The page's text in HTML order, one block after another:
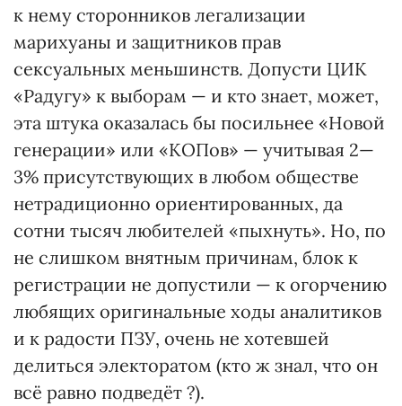
к нему сторонников легализации
марихуаны и защитников прав
сексуальных меньшинств. Допусти ЦИК
«Радугу» к выборам — и кто знает, может,
эта штука оказалась бы посильнее «Новой
генерации» или «КОПов» — учитывая 2—
3% присутствующих в любом обществе
нетрадиционно ориентированных, да
сотни тысяч любителей «пыхнуть». Но, по
не слишком внятным причинам, блок к
регистрации не допустили — к огорчению
любящих оригинальные ходы аналитиков
и к радости ПЗУ, очень не хотевшей
делиться электоратом (кто ж знал, что он
всё равно подведёт ?).